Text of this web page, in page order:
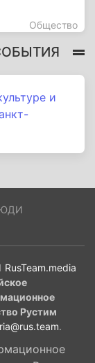
Общество
и
RusTeam.media
Рустим
ria@rus.team.